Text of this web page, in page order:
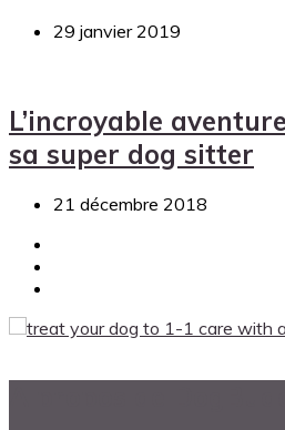
29 janvier 2019
L’incroyable
sa super dog sitter
21 décembre 2018